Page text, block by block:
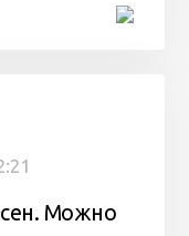
Можно